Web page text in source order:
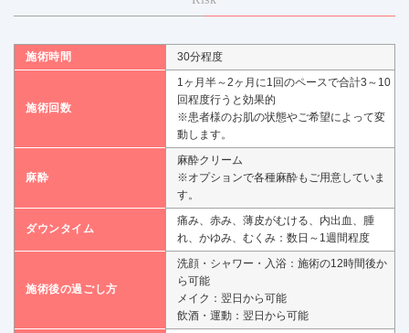
施術時間 30分程度
施術回数
1ヶ月半～2ヶ月に1回のペースで合計3～10
回程度行うと効果的
※患者様のお肌の状態やご希望によって変
動します。
麻酔
麻酔クリーム
※オプションで各種麻酔もご用意していま
す。
ダウンタイム
痛み、赤み、薄皮がむける、内出血、腫
れ、かゆみ、むくみ：数日～1週間程度
施術後の過ごし方
洗顔・シャワー・入浴：施術の12時間後か
ら可能
メイク：翌日から可能
飲酒・運動：翌日から可能